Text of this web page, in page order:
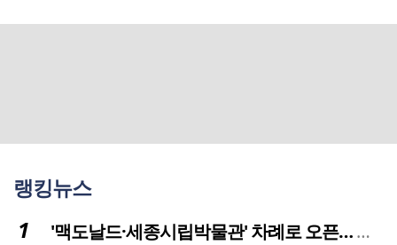
랭킹뉴스
'맥도날드·세종시립박물관' 차례로 오픈… 고운동 정주여건 좋아진다